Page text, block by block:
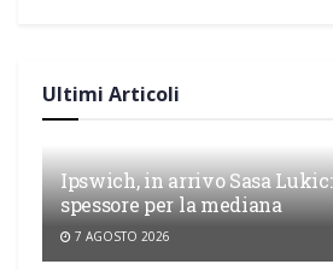
Ultimi Articoli
Ipswich, in arrivo Sasa
spessore per la mediana
7 AGOSTO 2026